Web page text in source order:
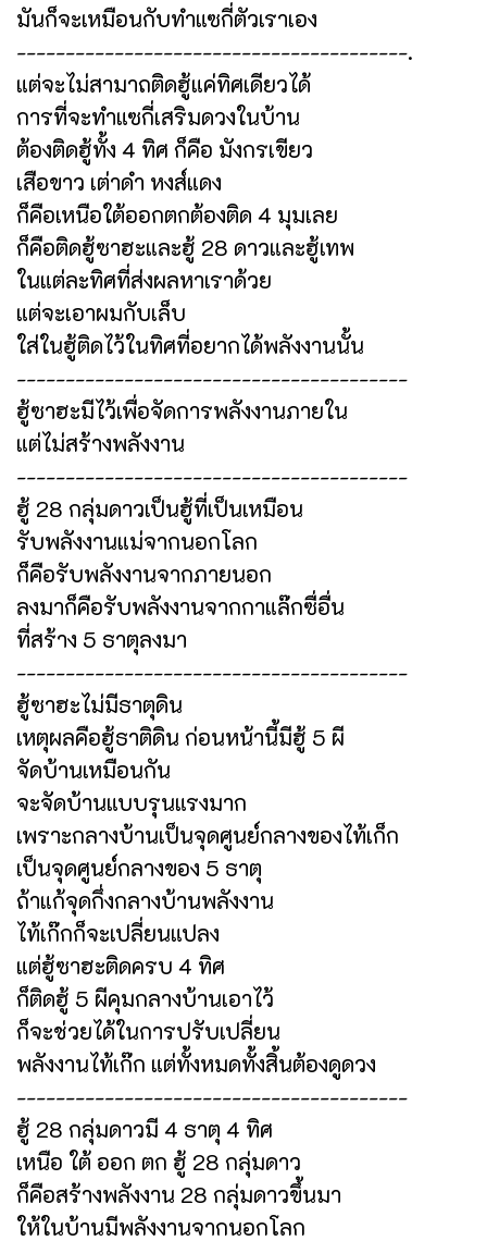
มันก็จะเหมือนกับทำแซกี่ตัวเราเอง
----------------------------------------.
แต่จะไม่สามาถติดฮู้แค่ทิศเดียวได้
การที่จะทำแซกี่เสริมดวงในบ้าน
ต้องติดฮู้ทั้ง 4 ทิศ ก็คือ มังกรเขียว
เสือขาว เต่าดำ หงส์แดง
ก็คือเหนือใต้ออกตกต้องติด 4 มุมเลย
ก็คือติดฮู้ซาฮะและฮู้ 28 ดาวและฮู้เทพ
ในแต่ละทิศที่ส่งผลหาเราด้วย
แต่จะเอาผมกับเล็บ
ใส่ในฮู้ติดไว้ในทิศที่อยากได้พลังงานนั้น
----------------------------------------
ฮู้ซาฮะมีไว้เพื่อจัดการพลังงานภายใน
แต่ไม่สร้างพลังงาน
----------------------------------------
ฮู้ 28 กลุ่มดาวเป็นฮู้ที่เป็นเหมือน
รับพลังงานแม่จากนอกโลก
ก็คือรับพลังงานจากภายนอก
ลงมาก็คือรับพลังงานจากกาแล๊กซื่อื่น
ที่สร้าง 5 ธาตุลงมา
----------------------------------------
ฮู้ซาฮะไม่มีธาตุดิน
เหตุผลคือฮู้ธาติดิน ก่อนหน้านี้มีฮู้ 5 ผี
จัดบ้านเหมือนกัน
จะจัดบ้านแบบรุนแรงมาก
เพราะกลางบ้านเป็นจุดศูนย์กลางของไท้เก็ก
เป็นจุดศูนย์กลางของ 5 ธาตุ
ถ้าแก้จุดกึ่งกลางบ้านพลังงาน
ไท้เก๊กก็จะเปลี่ยนแปลง
แต่ฮู้ซาฮะติดครบ 4 ทิศ
ก็ติดฮู้ 5 ผีคุมกลางบ้านเอาไว้
ก็จะช่วยได้ในการปรับเปลี่ยน
พลังงานไท้เก๊ก แต่ทั้งหมดทั้งสิ้นต้องดูดวง
----------------------------------------
ฮู้ 28 กลุ่มดาวมี 4 ธาตุ 4 ทิศ
เหนือ ใต้ ออก ตก ฮู้ 28 กลุ่มดาว
ก็คือสร้างพลังงาน 28 กลุ่มดาวขึ้นมา
ให้ในบ้านมีพลังงานจากนอกโลก